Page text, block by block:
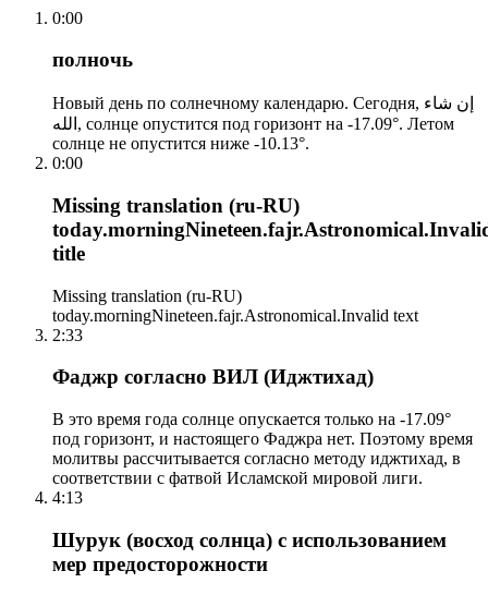
0:00
полночь
Новый день по солнечному календарю. Сегодня, إن شاء
الله, солнце опустится под горизонт на -17.09°. Летом
солнце не опустится ниже -10.13°.
0:00
Missing translation (ru-RU)
title
Missing translation (ru-RU)
today.morningNineteen.fajr.Astronomical.Invalid text
2:33
Фаджр согласно ВИЛ (Иджтихад)
В это время года солнце опускается только на -17.09°
под горизонт, и настоящего Фаджра нет. Поэтому время
молитвы рассчитывается согласно методу иджтихад, в
соответствии с фатвой Исламской мировой лиги.
4:13
Шурук (восход солнца) с использованием
мер предосторожности